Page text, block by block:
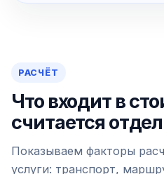
РАСЧЁТ
Что входит в
считается
Показываем факторы
услуги: транспорт,